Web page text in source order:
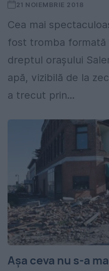
21 NOIEMBRIE 2018
Cea mai
fost tromba formată
dreptul oraşului
apă, vizibilă de la
a trecut prin...
Aşa ceva nu s-a